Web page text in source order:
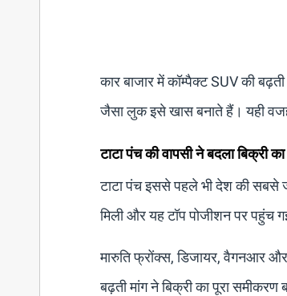
कार बाजार में कॉम्पैक्ट SUV की
जैसा लुक इसे खास बनाते हैं। यही
टाटा पंच की वापसी ने बदला बिक्री
टाटा पंच इससे पहले भी देश की सबसे
मिली और यह टॉप पोजीशन पर पहुंच
मारुति फ्रोंक्स, डिजायर, वैगनआर
बढ़ती मांग ने बिक्री का पूरा समीकरण